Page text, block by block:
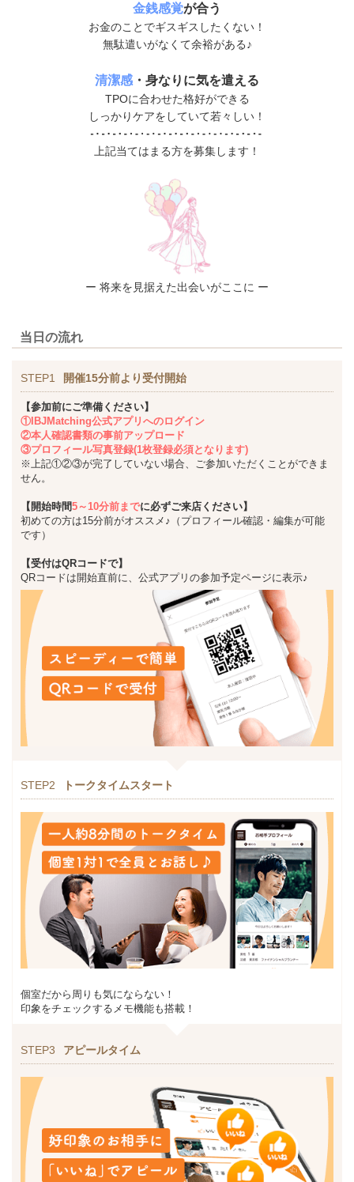
金銭感覚が合う
お金のことでギスギスしたくない！
無駄遣いがなくて余裕がある♪
清潔感 ・身なりに気を遣える
TPOに合わせた格好ができる
しっかりケアをしていて若々しい！
上記当てはまる方を募集します！
ー 将来を見据えた出会いがここに ー
当日の流れ
STEP1 開催15分前より受付開始
【参加前にご準備ください】
①IBJMatching公式アプリへのログイン
②本人確認書類の事前アップロード
③プロフィール写真登録(1枚登録必須となります)
※上記①②③が完了していない場合、ご参加いただくことができま
せん。
【開始時間5～10分前までに必ずご来店ください】
初めての方は15分前がオススメ♪（プロフィール確認・編集が可能
です）
【受付はQRコードで】
QRコードは開始直前に、公式アプリの参加予定ページに表示♪
STEP2 トークタイムスタート
個室だから周りも気にならない！
印象をチェックするメモ機能も搭載！
STEP3 アピールタイム